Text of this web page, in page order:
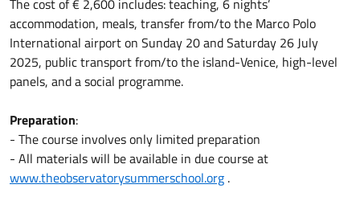
accommodation, meals, transfer from/to the Marco Polo
International airport on Sunday 20 and Saturday 26 July
2025, public transport from/to the island-Venice, high-level
panels, and a social programme.
Preparation:
- The course involves only limited preparation
- All materials will be available in due course at
www.theobservatorysummerschool.org .